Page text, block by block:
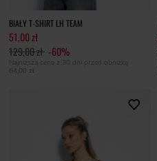
BIAŁY T-SHIRT LH TEAM
51,00 zł
129,00 zł -60%
Najniższa cena z 30 dni przed obniżką
64,00 zł